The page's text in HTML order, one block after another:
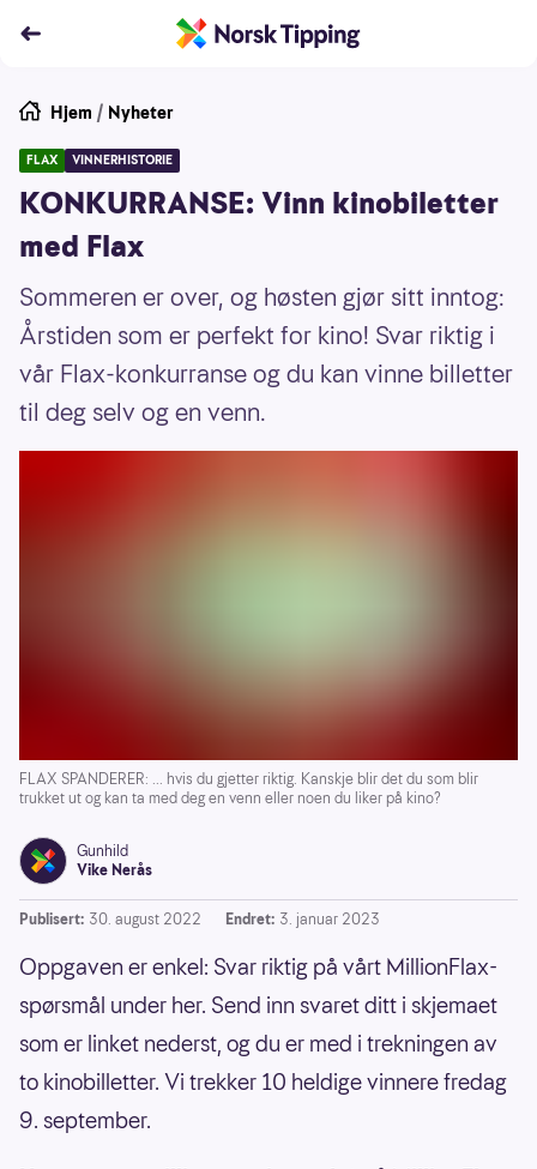
Hjem / Nyheter
FLAX VINNERHISTORIE
KONKURRANSE: Vinn kinobiletter
med Flax
Sommeren er over, og høsten gjør sitt inntog:
Årstiden som er perfekt for kino! Svar riktig i
vår Flax-konkurranse og du kan vinne billetter
til deg selv og en venn.
FLAX SPANDERER: ... hvis du gjetter riktig. Kanskje blir det du som blir
trukket ut og kan ta med deg en venn eller noen du liker på kino?
Gunhild
Vike Nerås
Publisert: 30. august 2022 Endret: 3. januar 2023
Oppgaven er enkel: Svar riktig på vårt MillionFlax-
spørsmål under her. Send inn svaret ditt i skjemaet
som er linket nederst, og du er med i trekningen av
to kinobilletter. Vi trekker 10 heldige vinnere fredag
9. september.